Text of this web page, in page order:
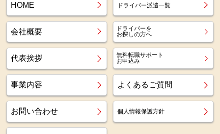
HOME ドライバー派遣一覧
会社概要
ドライバーを
お探しの方へ
代表挨拶
無料転職サポート
お申込み
事業内容 よくあるご質問
お問い合わせ 個人情報保護方針